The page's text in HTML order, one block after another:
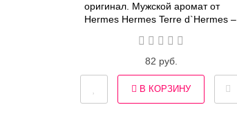
оригинал. Мужской аромат от
Hermes Hermes Terre d`Hermes –
самых старейших мировых
парижских домов Hermes,
букета, парфюмер Жан-Клод
Эллена, попытался
82 руб.
В КОРЗИНУ